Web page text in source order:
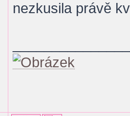
nezkusila právě